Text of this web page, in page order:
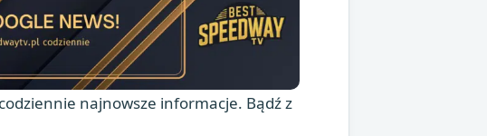
najnowsze informacje. Bądź z